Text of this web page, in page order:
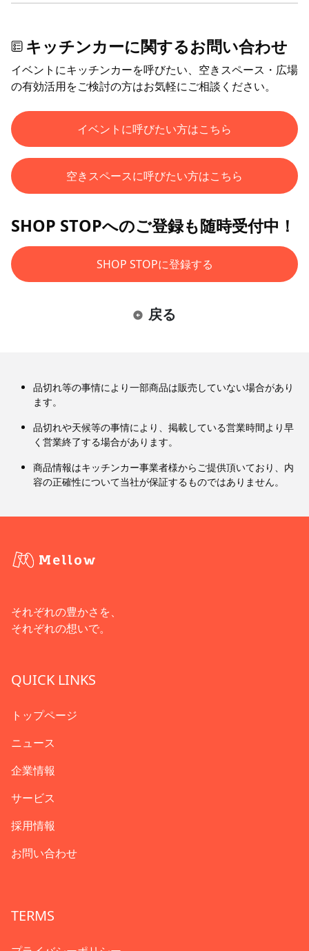
キッチンカーに関するお問い合わせ
イベントにキッチンカーを呼びたい、空きスペース・広場
の有効活用をご検討の方はお気軽にご相談ください。
イベントに呼びたい方はこちら
空きスペースに呼びたい方はこちら
SHOP STOPへのご登録も随時受付中！
SHOP STOPに登録する
戻る
品切れ等の事情により一部商品は販売していない場合があり
ます。
品切れや天候等の事情により、掲載している営業時間より早
く営業終了する場合があります。
商品情報はキッチンカー事業者様からご提供頂いており、内
容の正確性について当社が保証するものではありません。
それぞれの豊かさを、
それぞれの想いで。
QUICK LINKS
トップページ
ニュース
企業情報
サービス
採用情報
お問い合わせ
TERMS